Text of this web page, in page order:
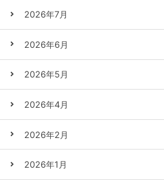
2026年7月
2026年6月
2026年5月
2026年4月
2026年2月
2026年1月